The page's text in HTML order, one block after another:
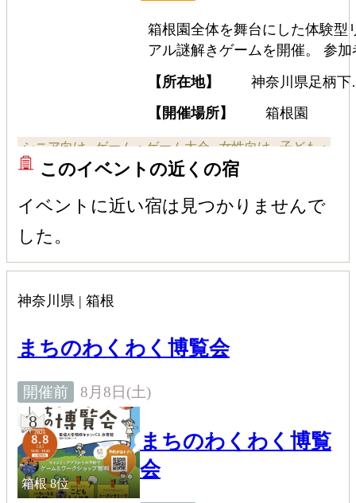
箱根園全体を舞台にした体験型
アル謎解きゲームを開催。 参加
は伝説の巨大龍にまつわる謎を
き明かしながら、箱根園内を巡
り、3つの試練に挑戦する。家族
【所在地】
神奈川県足柄下
【開催場所】
箱根園
シニア向け ゲーム・ゲーム大会 女性向け 子ども・
ファミリー向け 全般向け 体験・遊覧
このイベントの近くの宿
イベントに近い宿は見つかりませんで
した。
神奈川県 | 箱根
まちのわくわく博覧会
開催前 8月8日(土)
8
箱根 8位
まちのわくわく博覧
会